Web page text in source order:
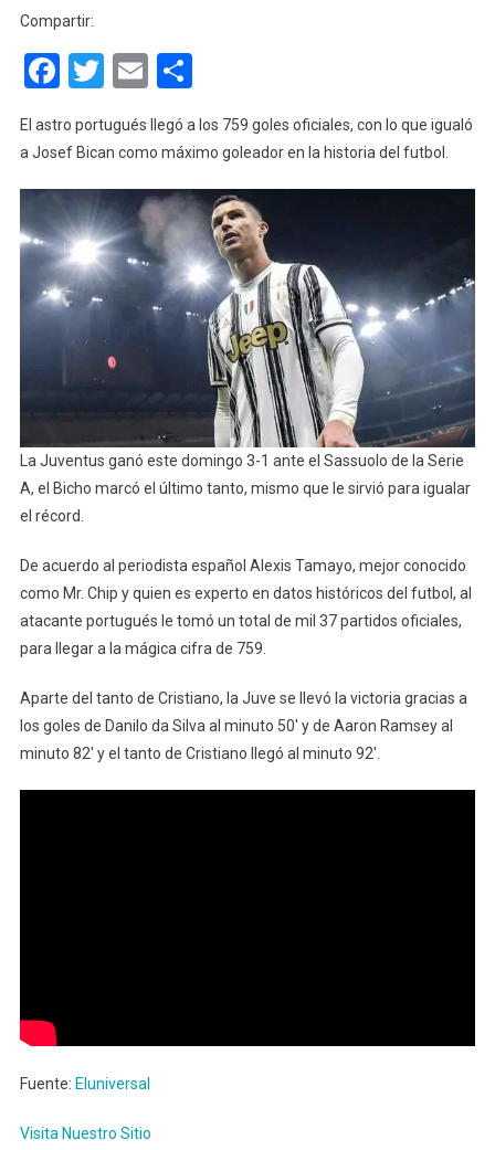
Compartir:
Facebook
Twitter
EmailCompartir
El astro portugués llegó a los 759 goles oficiales, con lo que igualó
a Josef Bican como máximo goleador en la historia del futbol.
La Juventus ganó este domingo 3-1 ante el Sassuolo de la Serie
A, el Bicho marcó el último tanto, mismo que le sirvió para igualar
el récord.
De acuerdo al periodista español Alexis Tamayo, mejor conocido
como Mr. Chip y quien es experto en datos históricos del futbol, al
atacante portugués le tomó un total de mil 37 partidos oficiales,
para llegar a la mágica cifra de 759.
Aparte del tanto de Cristiano, la Juve se llevó la victoria gracias a
los goles de Danilo da Silva al minuto 50′ y de Aaron Ramsey al
minuto 82′ y el tanto de Cristiano llegó al minuto 92′.
Fuente: Eluniversal
Visita Nuestro Sitio